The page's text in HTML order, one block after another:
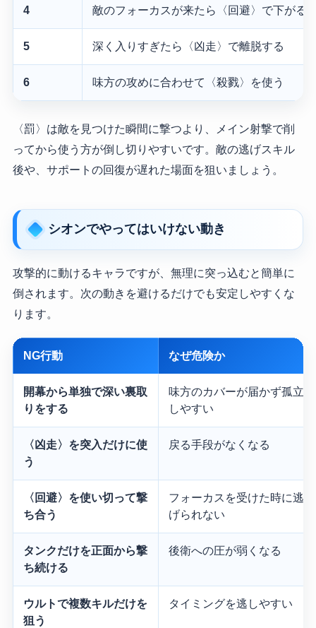
4 敵のフォーカスが来たら〈回避〉で下がる
5 深く入りすぎたら〈凶走〉で離脱する
6 味方の攻めに合わせて〈殺戮〉を使う
〈罰〉は敵を見つけた瞬間に撃つより、メイン射撃で削
ってから使う方が倒し切りやすいです。敵の逃げスキル
後や、サポートの回復が遅れた場面を狙いましょう。
シオンでやってはいけない動き
攻撃的に動けるキャラですが、無理に突っ込むと簡単に
倒されます。次の動きを避けるだけでも安定しやすくな
ります。
NG行動 なぜ危険か
開幕から単独で深い裏取
りをする
味方のカバーが届かず孤立
しやすい
〈凶走〉を突入だけに使
う
戻る手段がなくなる
〈回避〉を使い切って撃
ち合う
フォーカスを受けた時に逃
げられない
タンクだけを正面から撃
ち続ける
後衛への圧が弱くなる
ウルトで複数キルだけを
狙う
タイミングを逃しやすい